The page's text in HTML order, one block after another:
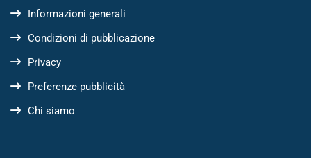
Informazioni generali
Condizioni di pubblicazione
Privacy
Preferenze pubblicità
Chi siamo